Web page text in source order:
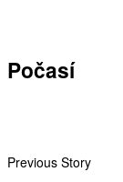
Počasí
Previous Story